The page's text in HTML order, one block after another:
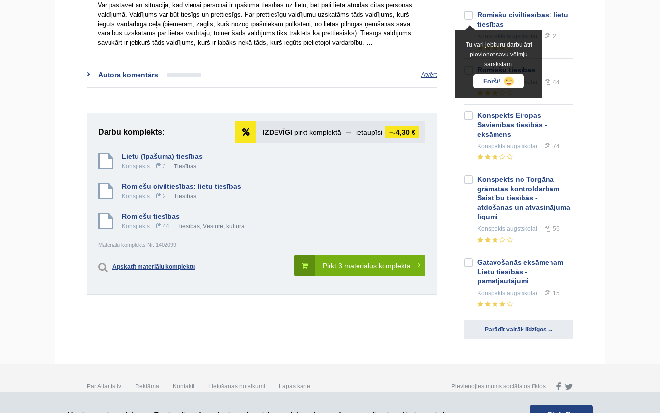
Var pastāvēt arī situācija, kad vienai personai ir īpašuma tiesības uz lietu, bet pati lieta atrodas citas personas
valdījumā. Valdījums var būt tiesīgs un prettiesīgs. Par prettiesīgu valdījumu uzskatāms tāds valdījums, kurš
iegūts vardarbīgā ceļā (piemēram, zaglis, kurš nozog īpašniekam pulksteni, no lietas pilnīgas ņemšanas savā
varā būs uzskatāms par lietas valdītāju, tomēr šāds valdījums tiks traktēts kā prettiesisks). Tiesīgs valdījums
savukārt ir jebkurš tāds valdījums, kurš ir labāks nekā tāds, kurš iegūts pielietojot vardarbību. …
Autora komentārs Atvērt
Darbu komplekts: IZDEVĪGI pirkt komplektā ➞ ietaupīsi −-4,30 €
Lietu (īpašuma) tiesības
Konspekts 3 Tiesības
Romiešu civiltiesības: lietu tiesības
Konspekts 2 Tiesības
Romiešu tiesības
Konspekts 44 Tiesības, Vēsture, kultūra
Materiālu komplekts Nr. 1402099
Pirkt 3 materiālus komplektā
Apskatīt materiālu komplektu
Tu vari jebkuru darbu ātri
pievienot savu vēlmju
sarakstam.
Forši!
Romiešu civiltiesības: lietu
tiesības
2
Romiešu tiesības
Konspektsaugstskolai 44
Konspekts Eiropas
Savienības tiesībās -
eksāmens
Konspekts augstskolai 74
Konspekts no Torgāna
grāmatas kontroldarbam
Saistību tiesībās -
atdošanas un atvasinājuma
līgumi
Konspekts augstskolai 55
Gatavošanās eksāmenam
Lietu tiesībās -
pamatjautājumi
Konspekts augstskolai 15
Parādīt vairāk līdzīgos ...
Par Atlants.lv Reklāma Kontakti Lietošanas noteikumi Lapas karte Pievienojies mums sociālajos tīklos:
SIA „CDI” © 2002 - 2026